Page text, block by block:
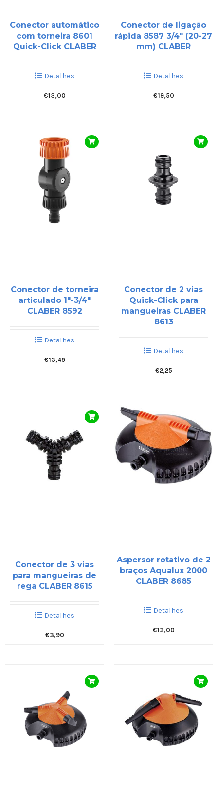
Conector automático
com torneira 8601
Quick-Click CLABER
Detalhes
€13,00
Conector de ligação
rápida 8587 3/4″ (20-27
mm) CLABER
Detalhes
€19,50
Conector de torneira
articulado 1″-3/4″
CLABER 8592
Detalhes
€13,49
Conector de 2 vias
Quick-Click para
mangueiras CLABER
8613
Detalhes
€2,25
Conector de 3 vias
para mangueiras de
rega CLABER 8615
Detalhes
€3,90
Aspersor rotativo de 2
braços Aqualux 2000
CLABER 8685
Detalhes
€13,00